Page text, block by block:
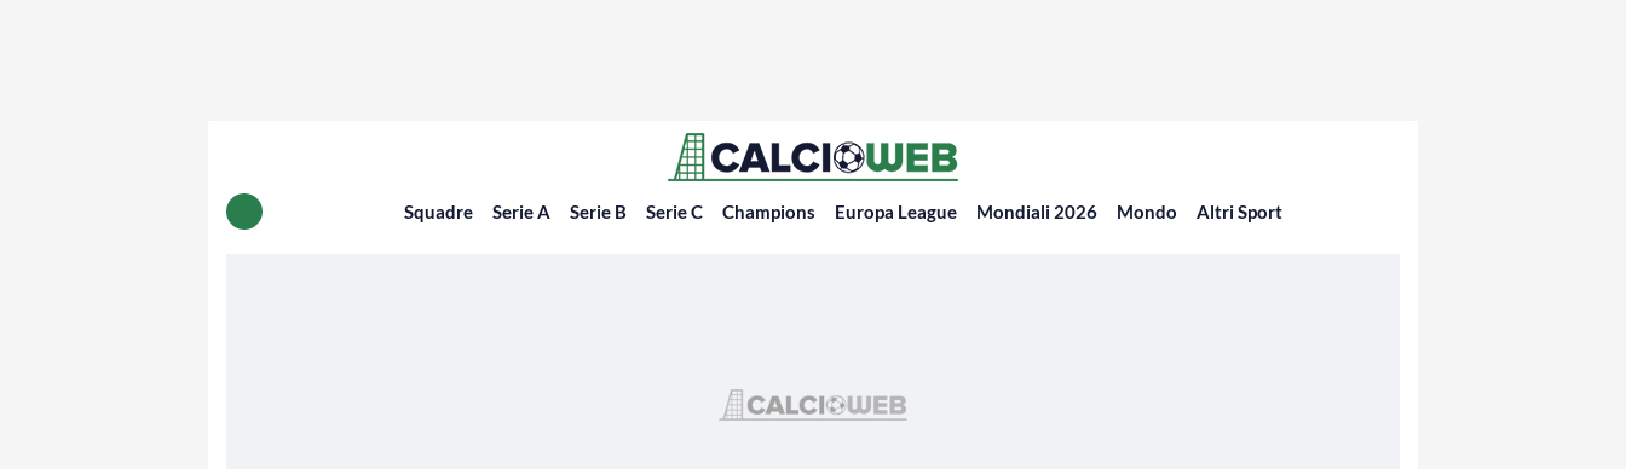
Squadre Serie A Serie B Serie C Champions Europa League Mondiali 2026 Mondo Altri Sport